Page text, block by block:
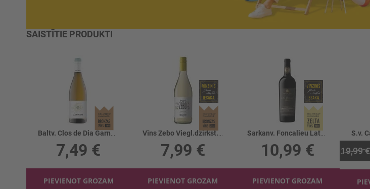
SAISTĪTIE PRODUKTI
Baltv. Clos de Dia Garnacha 13%
7,49 €
PIEVIENOT GROZAM
Vīns Zebo Viegl.dzirkst.Moscato Frizzante 7%
7,99 €
PIEVIENOT GROZAM
Sarkanv. Foncalieu Latoque 14%
10,99 €
PIEVIENOT GROZAM
19,99 €